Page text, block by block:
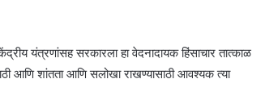
यंत्रणांसह सरकारला हा वेदनादायक हिंसाचार तात्काळ
आणि शांतता आणि सलोखा राखण्यासाठी आवश्यक त्या